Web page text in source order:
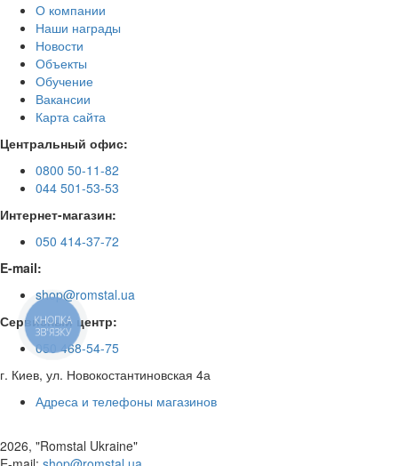
О компании
Наши награды
Новости
Объекты
Обучение
Вакансии
Карта сайта
Центральный офис:
0800 50-11-82
044 501-53-53
Интернет-магазин:
050 414-37-72
E-mail:
shop@romstal.ua
Сервисный центр:
050 468-54-75
г. Киев, ул. Новокостантиновская 4а
Адреса и телефоны магазинов
2026, "Romstal Ukraine"
КНОПКА
ЗВ'ЯЗКУ